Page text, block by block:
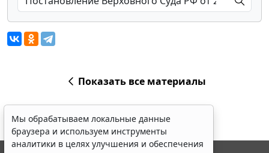
Показать все материалы
Мы обрабатываем локальные данные
браузера и используем инструменты
аналитики в целях улучшения и обеспечения